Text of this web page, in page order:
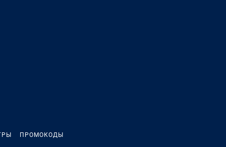
ПРОМОКОДЫ